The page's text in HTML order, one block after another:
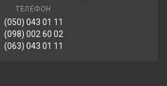
ТЕЛЕФОН
(050) 043 01 11
(098) 002 60 02
(063) 043 01 11